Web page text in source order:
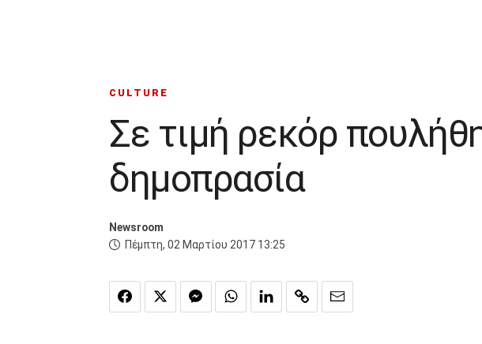
CULTURE
Σε τιμή ρεκόρ
δημοπρασία
Newsroom
Πέμπτη, 02 Μαρτίου 2017 13:25